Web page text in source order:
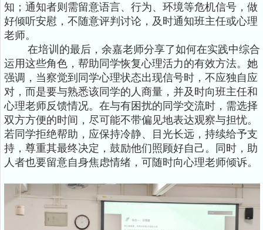
知；通知者则需留意语言、行为、环境等危机信号，做
好倾听安慰，不随意评判讨论，及时通知班主任或心理
老师。
在培训的最后，余嘉老师分享了如何在实践中综合
运用这些角色，帮助同学恢复心理活力的有效方法。她
强调，当察觉到同学心理状态出现信号时，不应独自应
对，而是要与熟悉该同学的人商量，并及时向班主任和
心理老师反馈情况。在与有困扰的同学交流时，需选择
双方方便的时间，尽可能不带偏见地表达观察与担忧。
若同学拒绝帮助，应保持冷静、目光长远，持续给予支
持，尊重其最终决定，鼓励他们照顾好自己。同时，助
人者也要留意自身焦虑情绪，可随时向心理老师倾诉。